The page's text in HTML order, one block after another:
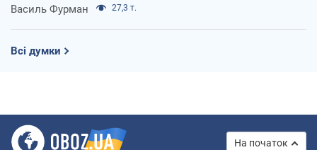
Василь Фурман 27,3 т.
Всі думки
На початок